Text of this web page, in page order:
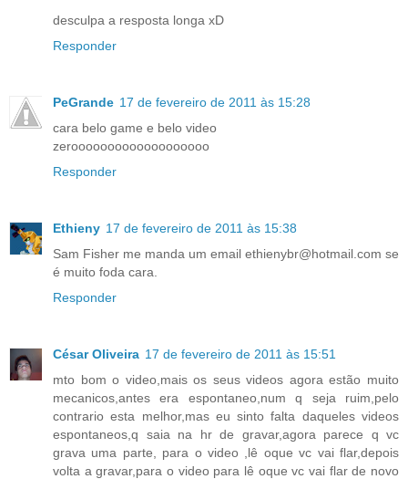
desculpa a resposta longa xD
Responder
PeGrande 17 de fevereiro de 2011 às 15:28
cara belo game e belo video
zerooooooooooooooooooo
Responder
Ethieny 17 de fevereiro de 2011 às 15:38
Sam Fisher me manda um email ethienybr@hotmail.com se
é muito foda cara.
Responder
César Oliveira 17 de fevereiro de 2011 às 15:51
mto bom o video,mais os seus videos agora estão muito
mecanicos,antes era espontaneo,num q seja ruim,pelo
contrario esta melhor,mas eu sinto falta daqueles videos
espontaneos,q saia na hr de gravar,agora parece q vc
grava uma parte, para o video ,lê oque vc vai flar,depois
volta a gravar,para o video para lê oque vc vai flar de novo